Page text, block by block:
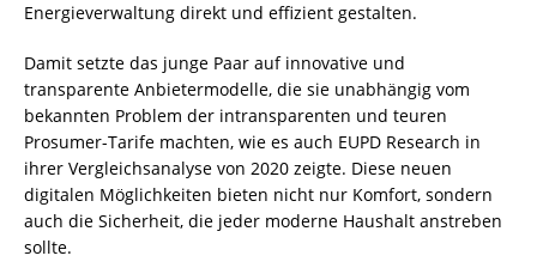
Energieverwaltung direkt und effizient gestalten.
Damit setzte das junge Paar auf innovative und
transparente Anbietermodelle, die sie unabhängig vom
bekannten Problem der intransparenten und teuren
Prosumer-Tarife machten, wie es auch EUPD Research in
ihrer Vergleichsanalyse von 2020 zeigte. Diese neuen
digitalen Möglichkeiten bieten nicht nur Komfort, sondern
auch die Sicherheit, die jeder moderne Haushalt anstreben
sollte.